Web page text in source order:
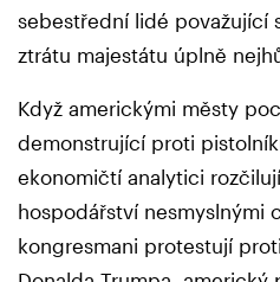
sebestřední lidé považující
ztrátu majestátu úplně
Když americkými městy
demonstrující proti
ekonomičtí analytici
hospodářství nesmyslnými
kongresmani protestují